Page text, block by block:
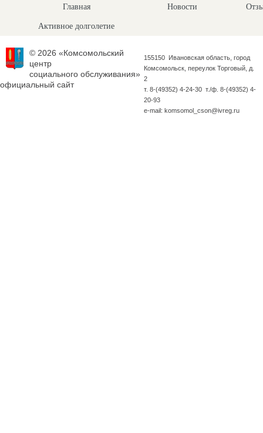
Главная Новости
Активное долголетие
© 2026 «Комсомольский
центр
социального обслуживания»
официальный сайт
155150 Ивановская область, город
Комсомольск, переулок Торговый, д.
2
т. 8-(49352) 4-24-30 т./ф. 8-(49352) 4-
20-93
e-mail: komsomol_cson@ivreg.ru